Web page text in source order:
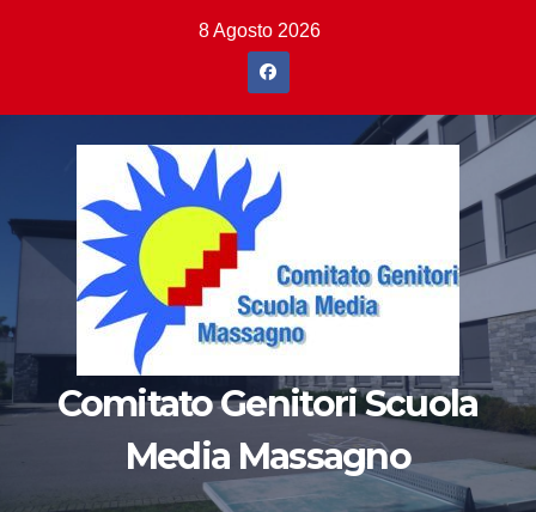
8 Agosto 2026
Comitato Genitori Scuola
Media Massagno